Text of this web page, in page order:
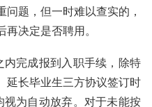
题，但一时难以查实的，
决定是否聘用。
完成报到入职手续，除特
延长毕业生三方协议签订时
视为自动放弃。对于未能按